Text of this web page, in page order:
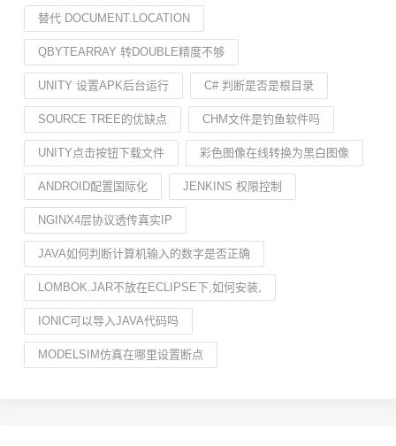
替代 DOCUMENT.LOCATION
QBYTEARRAY 转DOUBLE精度不够
UNITY 设置APK后台运行 C# 判断是否是根目录
SOURCE TREE的优缺点 CHM文件是钓鱼软件吗
UNITY点击按钮下载文件 彩色图像在线转换为黑白图像
ANDROID配置国际化 JENKINS 权限控制
NGINX4层协议透传真实IP
JAVA如何判断计算机输入的数字是否正确
LOMBOK.JAR不放在ECLIPSE下,如何安装,
IONIC可以导入JAVA代码吗
MODELSIM仿真在哪里设置断点